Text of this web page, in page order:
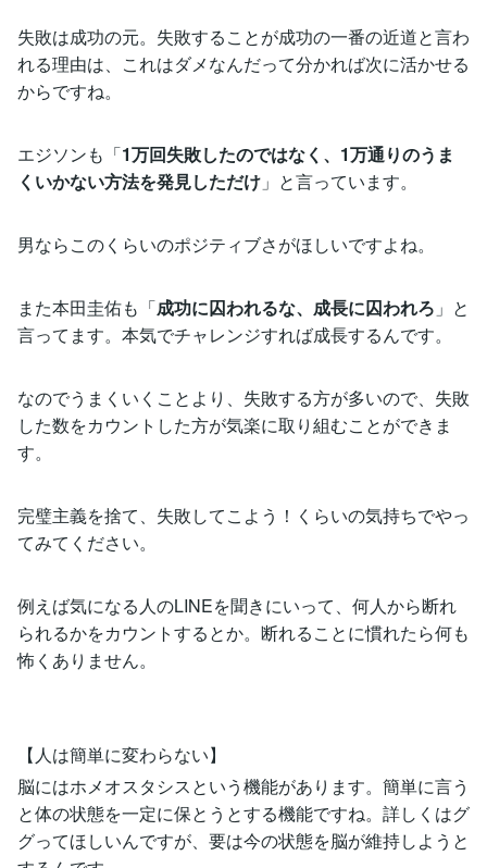
失敗は成功の元。失敗することが成功の一番の近道と言わ
れる理由は、これはダメなんだって分かれば次に活かせる
からですね。
エジソンも「1万回失敗したのではなく、1万通りのうま
くいかない方法を発見しただけ 」と言っています。
男ならこのくらいのポジティブさがほしいですよね。
また本田圭佑も「成功に囚われるな、成長に囚われろ 」と
言ってます。本気でチャレンジすれば成長するんです。
なのでうまくいくことより、失敗する方が多いので、失敗
した数をカウントした方が気楽に取り組むことができま
す。
完璧主義を捨て、失敗してこよう！くらいの気持ちでやっ
てみてください。
例えば気になる人のLINEを聞きにいって、何人から断れ
られるかをカウントするとか。断れることに慣れたら何も
怖くありません。
【人は簡単に変わらない】
脳にはホメオスタシスという機能があります。簡単に言う
と体の状態を一定に保とうとする機能ですね。詳しくはグ
グってほしいんですが、要は今の状態を脳が維持しようと